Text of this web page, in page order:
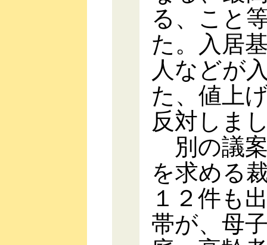
る、こと
た。入居
人などが
た、値上
反対しま
別の議
を求める
１２件も
帯が、母